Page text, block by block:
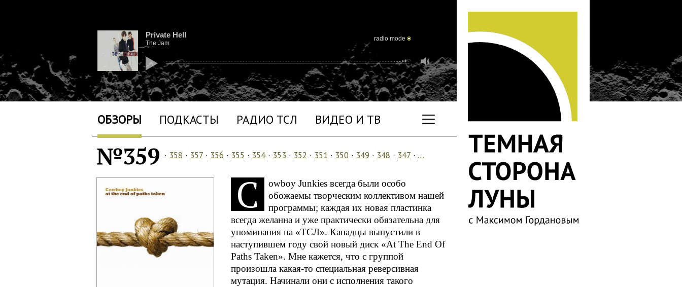
ОБЗОРЫ ПОДКАСТЫ РАДИО ТСЛ ВИДЕО И ТВ
Private Hell
The Jam
radio mode
380
379
373
372 371 370 369 368
365 364 363 362
360 359 358 357 356
355
354 353 352 351 350
349
348
347 346 344
332
№359 · 358 · 357· 356 · 355 · 354· 353 · 352 · 351 · 350 · 349 · 348 · 347· …
С
owboy Junkies всегда были особо
обожаемы творческим коллективом нашей
программы; каждая их новая пластинка
всегда желанна и уже практически обязательна для
упоминания на «ТСЛ». Канадцы выпустили в
наступившем году свой новый диск «At The End Of
Paths Taken». Мне кажется, что с группой
произошла какая-то специальная реверсивная
мутация. Начинали они с исполнения такого